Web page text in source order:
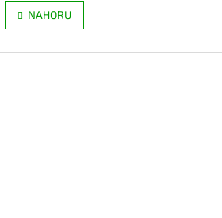
l
á
á
n
k
v
NAHORU